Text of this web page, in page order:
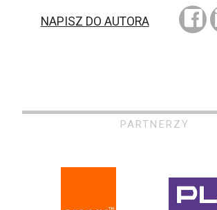
NAPISZ DO AUTORA
PARTNERZY